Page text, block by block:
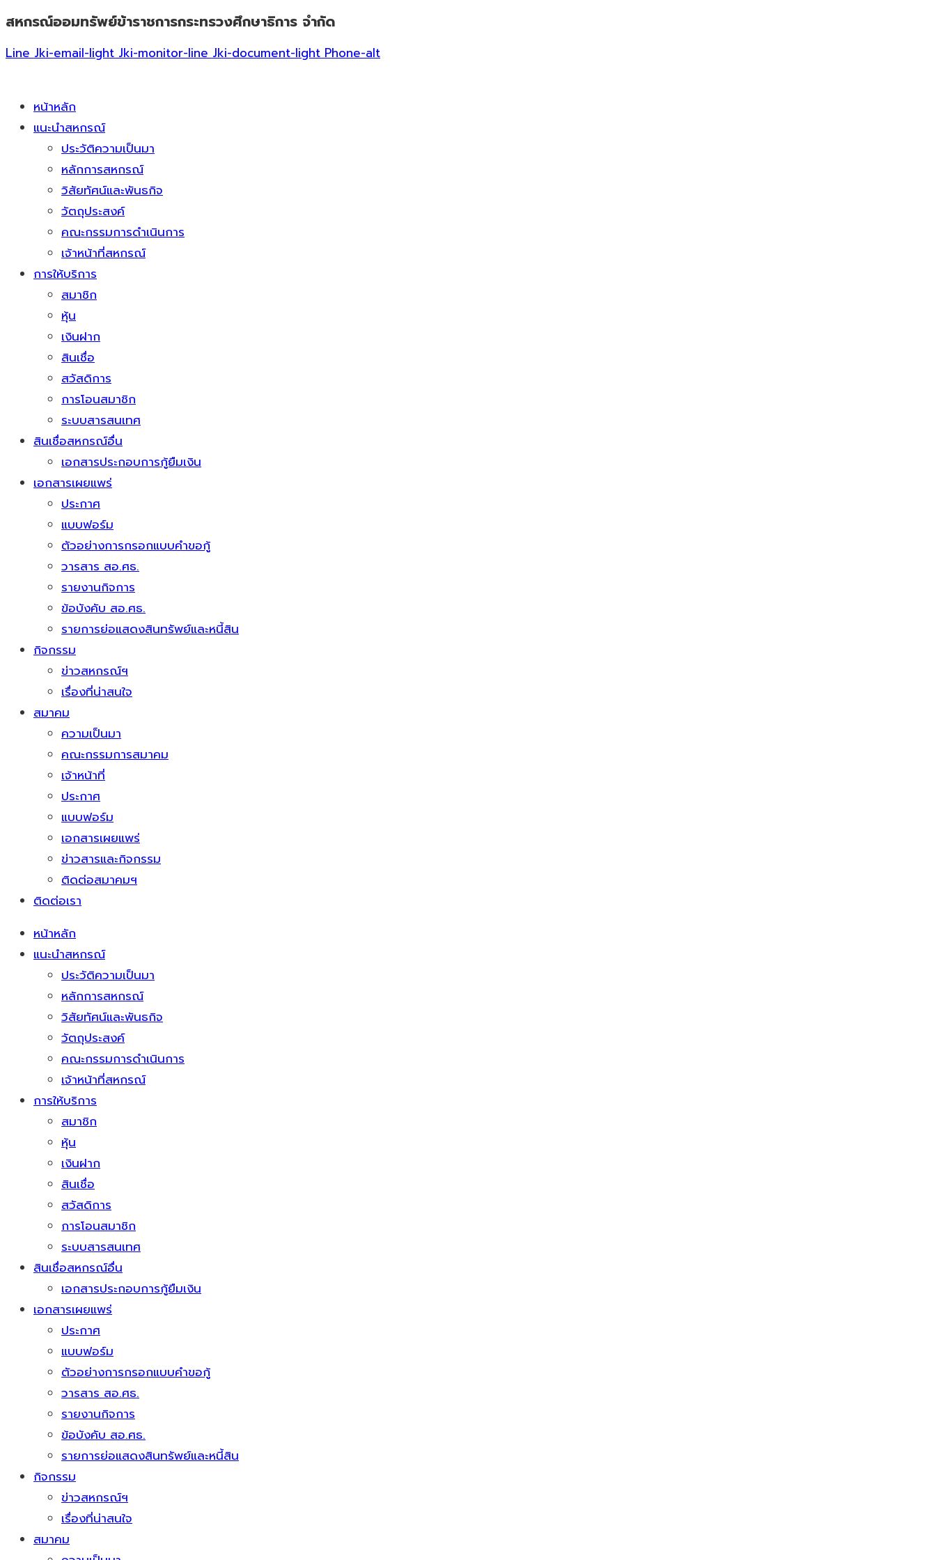
Skip
content
สหกรณ์ออมทรัพย์ข้าราชการกระทรวงศึกษาธิการ จำกัด
Line Jki-email-light Jki-monitor-line Jki-document-light Phone-alt
หน้าหลัก
แนะนำสหกรณ์
ประวัติความเป็นมา
หลักการสหกรณ์
วิสัยทัศน์และพันธกิจ
วัตถุประสงค์
คณะกรรมการดำเนินการ
เจ้าหน้าที่สหกรณ์
การให้บริการ
สมาชิก
หุ้น
เงินฝาก
สินเชื่อ
สวัสดิการ
การโอนสมาชิก
ระบบสารสนเทศ
สินเชื่อสหกรณ์อื่น
เอกสารประกอบการกู้ยืมเงิน
เอกสารเผยแพร่
ประกาศ
แบบฟอร์ม
ตัวอย่างการกรอกแบบคำขอกู้
วารสาร สอ.ศธ.
รายงานกิจการ
ข้อบังคับ สอ.ศธ.
รายการย่อแสดงสินทรัพย์และหนี้สิน
กิจกรรม
ข่าวสหกรณ์ฯ
เรื่องที่น่าสนใจ
สมาคม
ความเป็นมา
คณะกรรมการสมาคม
เจ้าหน้าที่
ประกาศ
แบบฟอร์ม
เอกสารเผยแพร่
ข่าวสารและกิจกรรม
ติดต่อสมาคมฯ
ติดต่อเรา
หน้าหลัก
แนะนำสหกรณ์
ประวัติความเป็นมา
หลักการสหกรณ์
วิสัยทัศน์และพันธกิจ
วัตถุประสงค์
คณะกรรมการดำเนินการ
เจ้าหน้าที่สหกรณ์
การให้บริการ
สมาชิก
หุ้น
เงินฝาก
สินเชื่อ
สวัสดิการ
การโอนสมาชิก
ระบบสารสนเทศ
สินเชื่อสหกรณ์อื่น
เอกสารประกอบการกู้ยืมเงิน
เอกสารเผยแพร่
ประกาศ
แบบฟอร์ม
ตัวอย่างการกรอกแบบคำขอกู้
วารสาร สอ.ศธ.
รายงานกิจการ
ข้อบังคับ สอ.ศธ.
รายการย่อแสดงสินทรัพย์และหนี้สิน
กิจกรรม
ข่าวสหกรณ์ฯ
เรื่องที่น่าสนใจ
สมาคม